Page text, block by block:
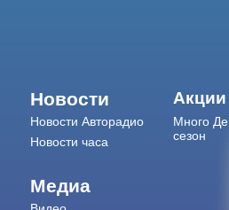
Новости
Новости Авторадио
Новости часа
Медиа
Много
сезон